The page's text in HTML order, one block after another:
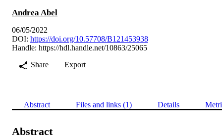
Andrea Abel
06/05/2022
DOI: https://doi.org/10.57708/B121453938
Handle: https://hdl.handle.net/10863/25065
Share
Export
Abstract Files and links (1) Details
Abstract